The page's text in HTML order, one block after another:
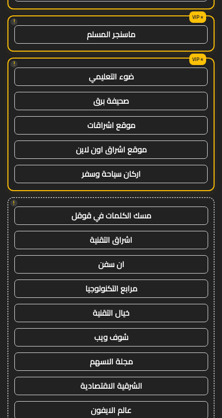
!
ماسنجر المسلم
!
ضوء التعليمي
صحيفة برق
موقع اشراقات
موقع اشراق اون لاين
اركان سياحة وسفر
!
مسك الكلمات في قوقل
اشراق التقنية
ان سفن
مرابع التكنولوجيا
خيال التقنية
شوف ويب
مجلة الاسهم
الشرقية الاقتصادية
عالم الايفون